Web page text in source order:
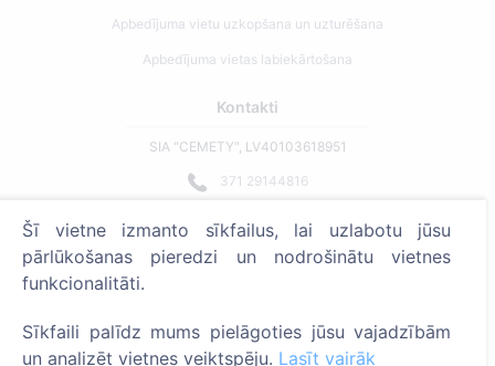
Apbedījuma vietu uzkopšana un uzturēšana
Apbedījuma vietas labiekārtošana
Kontakti
SIA "CEMETY", LV40103618951
371 29144816
Strādājam visā Latvijā!
Administratoriem
Šī vietne izmanto sīkfailus, lai uzlabotu jūsu
pārlūkošanas pieredzi un nodrošinātu vietnes
funkcionalitāti.
Sīkfaili palīdz mums pielāgoties jūsu vajadzībām
un analizēt vietnes veiktspēju. Lasīt vairāk